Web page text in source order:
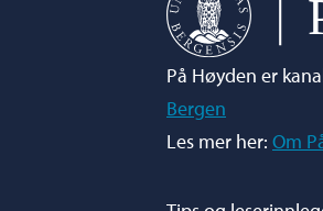
På Høyden er
Bergen
Les mer her: Om